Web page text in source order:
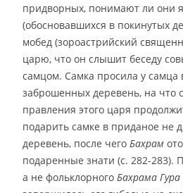
придворных, понимают ли они
(обосновавшихся в покинутых
мобед (зороастрийский
царю, что он слышит беседу
самцом. Самка просила у самца
заброшенных деревень, на что
правления этого царя
подарить самке в приданое не
деревень, после чего Бахрам
подаренные знати (с. 282-283).
а не фольклорного Бахрама